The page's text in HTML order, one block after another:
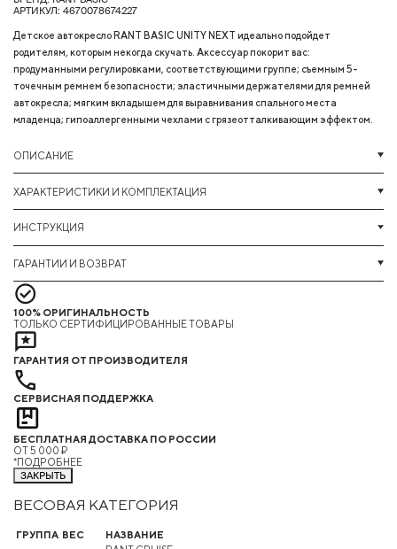
АРТИКУЛ: 4670078674227
Детское автокресло RANT BASIC UNITY NEXT идеально подойдет
родителям, которым некогда скучать. Аксессуар покорит вас:
продуманными регулировками, соответствующими группе; съемным 5-
точечным ремнем безопасности; эластичными держателями для ремней
автокресла; мягким вкладышем для выравнивания спального места
младенца; гипоаллергенными чехлами с грязеотталкивающим эффектом.
ОПИСАНИЕ
ХАРАКТЕРИСТИКИ И КОМПЛЕКТАЦИЯ
ИНСТРУКЦИЯ
ГАРАНТИИ И ВОЗВРАТ
100% ОРИГИНАЛЬНОСТЬ
ТОЛЬКО СЕРТИФИЦИРОВАННЫЕ ТОВАРЫ
ГАРАНТИЯ ОТ ПРОИЗВОДИТЕЛЯ
СЕРВИСНАЯ ПОДДЕРЖКА
БЕСПЛАТНАЯ ДОСТАВКА ПО РОССИИ
ОТ 5 000 ₽
*ПОДРОБНЕЕ
ЗАКРЫТЬ
ВЕСОВАЯ КАТЕГОРИЯ
ГРУППА ВЕС НАЗВАНИЕ